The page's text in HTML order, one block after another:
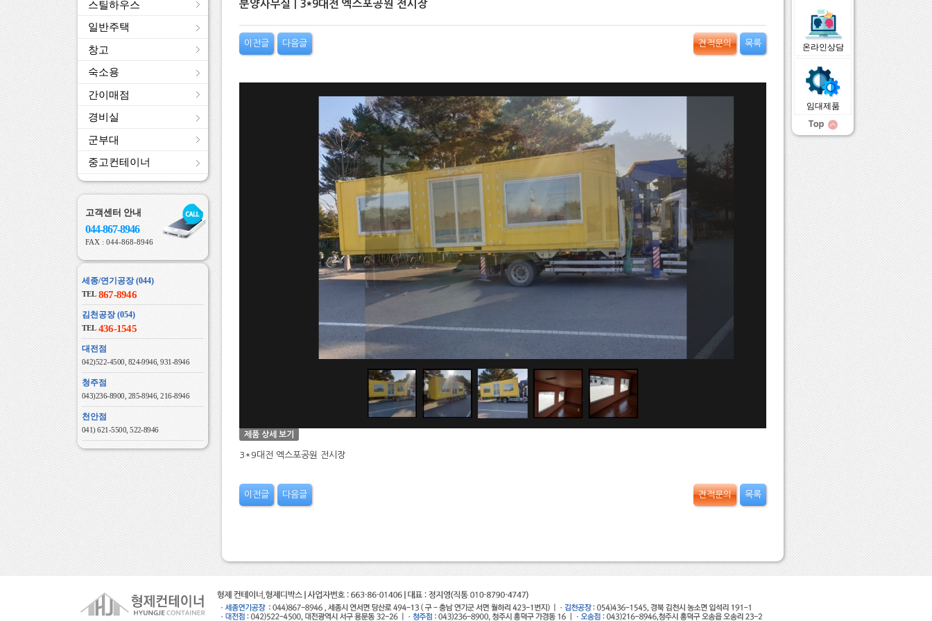
스틸하우스
일반주택
창고
숙소용
간이매점
경비실
군부대
중고컨테이너
고객센터 안내
044-867-8946
FAX : 044-868-8946
세종/연기공장 (044)
TEL 867-8946
김천공장 (054)
TEL 436-1545
대전점
042)522-4500, 824-9946, 931-8946
청주점
043)236-8900, 285-8946, 216-8946
천안점
041) 621-5500, 522-8946
분양사무실 | 3*9대전 엑스포공원 전시장
이전글 다음글 견적문의 목록
제품 상세 보기
3*9대전 엑스포공원 전시장
이전글 다음글 견적문의 목록
온라인상담
임대제품